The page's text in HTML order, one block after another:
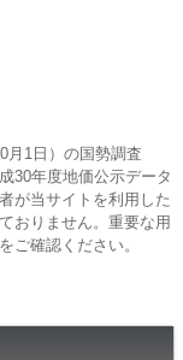
月1日）の国勢調査
30年度地価公示データ
が当サイトを利用した
おりません。重要な用
ご確認ください。